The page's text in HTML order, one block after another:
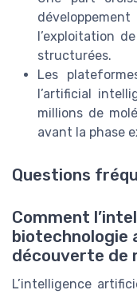
l’exploitation
structurées.
Les
l’artificial
millions de
avant la phase
Questions
Comment
biotechnologie
découverte de
L’intelligence